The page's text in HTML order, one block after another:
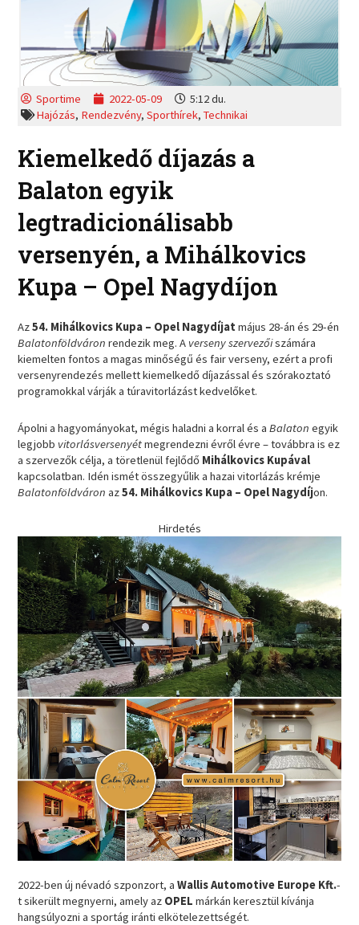
Sportime 2022-05-09
5:12 du.
Hajózás, Rendezvény,Sporthírek,Technikai
Kiemelkedő díjazás a
Balaton egyik
legtradicionálisabb
versenyén, a Mihálkovics
Kupa – Opel Nagydíjon
Az54. Mihálkovics Kupa – Opel Nagydíjat május 28-án és 29-én
Balatonföldváronrendezik meg. A verseny szervezőiszámára
kiemelten fontos a magas minőségű és fair verseny, ezért a profi
versenyrendezés mellett kiemelkedő díjazással és szórakoztató
programokkal várják a túravitorlázást kedvelőket.
Ápolni a hagyományokat, mégis haladni a korral és aBalatonegyik
legjobb vitorlásversenyétmegrendezni évről évre – továbbra is ez
a szervezők célja, a töretlenül fejlődő Mihálkovics Kupával
kapcsolatban. Idén ismét összegyűlik a hazai vitorlázás krémje
Balatonföldváronaz54. Mihálkovics Kupa – Opel Nagydíjon.
Hirdetés
2022-ben új névadó szponzort, aWallis Automotive Europe Kft.-
t sikerült megnyerni, amely az OPEL márkán keresztül kívánja
hangsúlyozni a sportág iránti elkötelezettségét.